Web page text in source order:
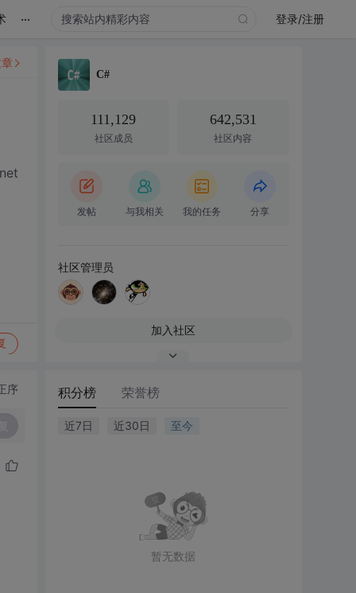
... 登录/注册
序
C#
111,129
社区成员
642,531
社区内容
发帖 与我相关 我的任务 分享
社区管理员
加入社区
积分榜 荣誉榜
近7日 近30日 至今
暂无数据